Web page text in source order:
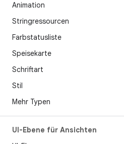
Animation
Stringressourcen
Farbstatusliste
Speisekarte
Schriftart
Stil
Mehr Typen
UI-Ebene für Ansichten